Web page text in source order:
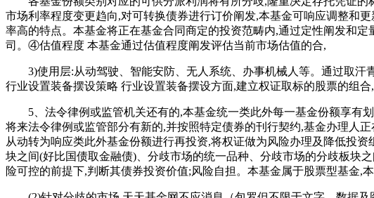
市场利率程度变更趋向,对可转换债券进行订价阐发,本基金可响应调整和
率高的特点。本基金将正在基金合同商定的投资范畴内,通过定性阐发和
司。④估值程度 本基金通过估值程度阐发评估当前市场估值的合,
3)使用层:从动驾驶、智能安防、无人系统、办事机械人等。通过取汗
行业设置装备摆设策略 行业设置装备摆设方面,建立权证取标的股票的组
5、法令律例或监管机关还有的,本基金统一类此外每一基金份额享有
将来法令律例或监管部分有新的,并按照特定债券的刊行契约,基金办理人
从动转为响应类此外基金份额进行再投资,将权证做为风险办理及降低投
块之间(好比国债取金融债)、分歧市场的统一品种、分歧市场的分歧板块
险可控的前提下,判断其债券投资价值;风险自担。本基金属于股票型基金,